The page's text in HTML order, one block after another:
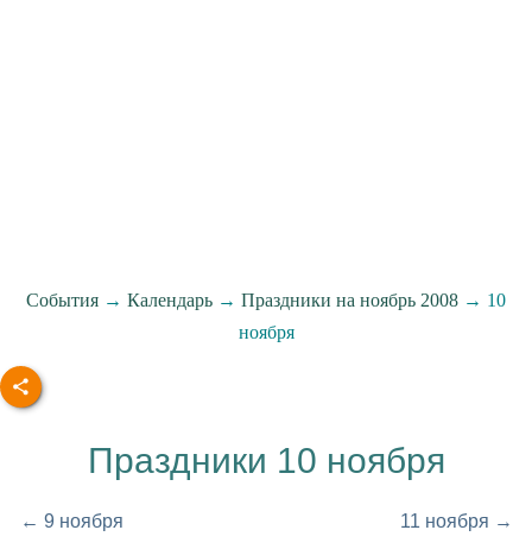
События → Календарь → Праздники на ноябрь 2008 → 10
ноября
Праздники 10 ноября
← 9 ноября 11 ноября →